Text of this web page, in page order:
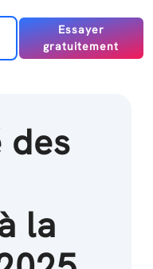
Essayer
gratuitement
des
la